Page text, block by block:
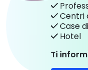
Centri
Case
Hotel
Ti